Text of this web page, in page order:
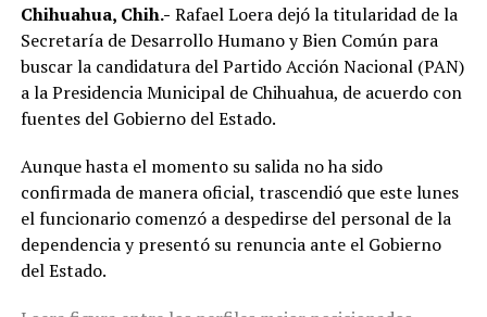
Chihuahua, Chih.- Rafael Loera dejó la titularidad de la
Secretaría de Desarrollo Humano y Bien Común para
buscar la candidatura del Partido Acción Nacional (PAN)
a la Presidencia Municipal de Chihuahua, de acuerdo con
fuentes del Gobierno del Estado.
Aunque hasta el momento su salida no ha sido
confirmada de manera oficial, trascendió que este lunes
el funcionario comenzó a despedirse del personal de la
dependencia y presentó su renuncia ante el Gobierno
del Estado.